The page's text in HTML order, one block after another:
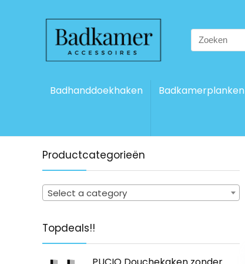
Search
for:
Badhanddoekhaken Badkamerplanken
Productcategorieën
Select a category
Topdeals!!